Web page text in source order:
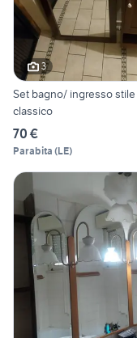
3
Set bagno/ ingresso stile
classico
70 €
Parabita (LE)